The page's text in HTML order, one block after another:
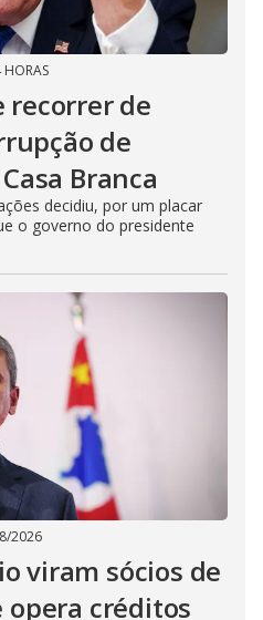
HORAS
de
de
Branca
decidiu, por um placar
o governo do presidente
2026
viram sócios de
créditos